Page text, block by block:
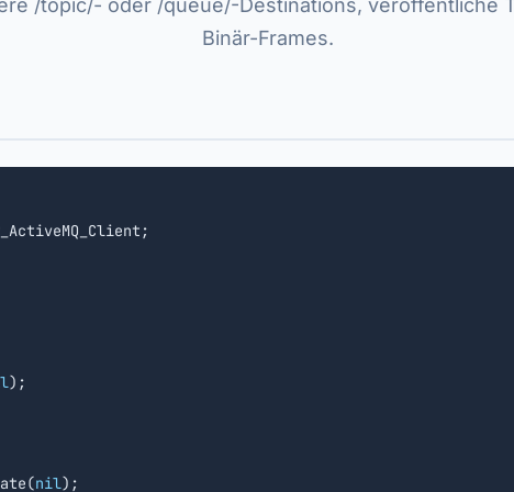
/topic/- oder /queue/-Destinations, veröffentliche
Binär-Frames.
);
nil);